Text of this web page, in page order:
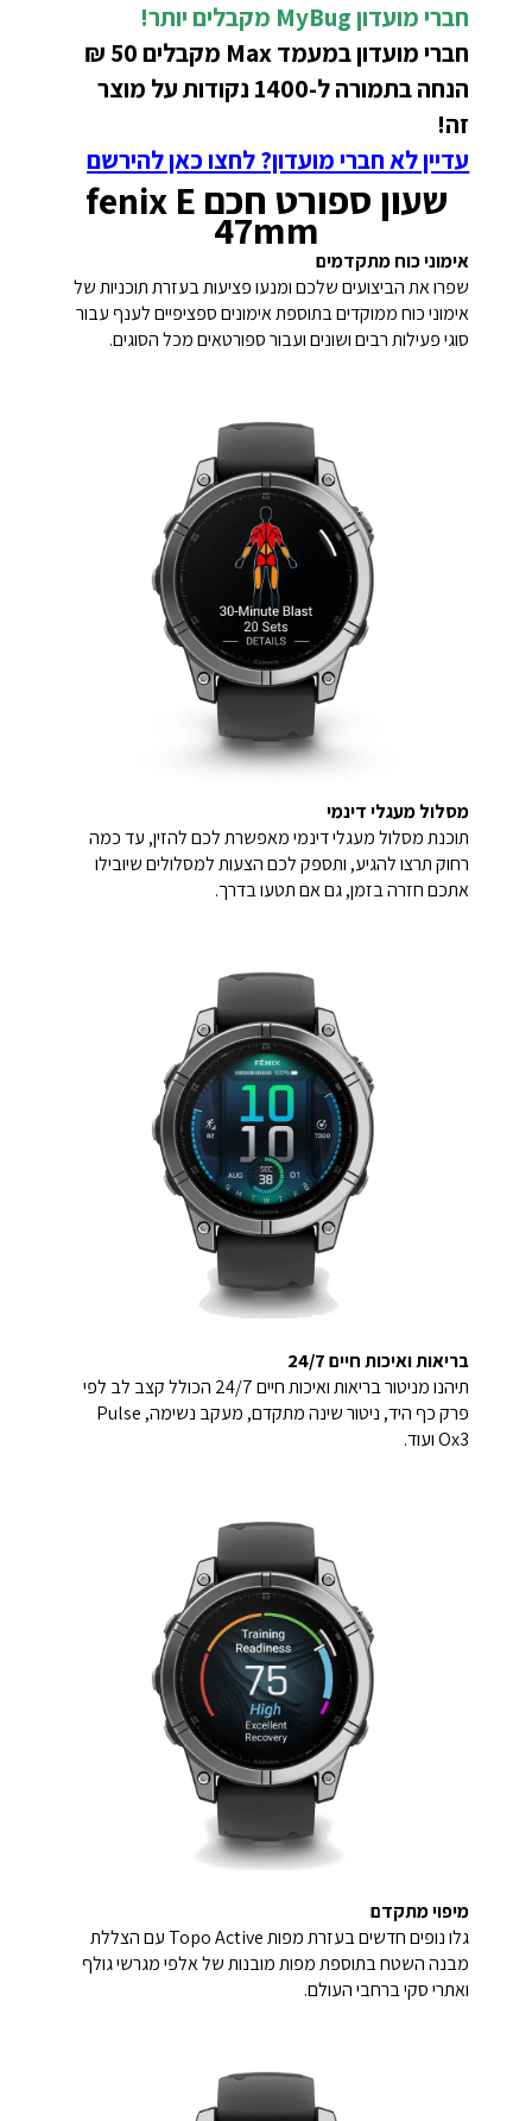
חברי מועדון MyBug
מקבלים יותר!
חברי מועדון במעמד Max מקבלים 50 ₪
הנחה בתמורה ל-1400 נקודות על מוצר
זה!
עדיין לא חברי מועדון? לחצו כאן להירשם
שעון ספורט חכם fenix E
47mm
אימוני כוח מתקדמים
שפרו את הביצועים שלכם ומנעו פציעות בעזרת תוכניות של
אימוני כוח ממוקדים בתוספת אימונים ספציפיים לענף עבור
סוגי פעילות רבים ושונים ועבור ספורטאים מכל הסוגים.
מסלול מעגלי דינמי
תוכנת מסלול מעגלי דינמי מאפשרת לכם להזין, עד כמה
רחוק תרצו להגיע, ותספק לכם הצעות למסלולים שיובילו
אתכם חזרה בזמן, גם אם תטעו בדרך.
בריאות ואיכות חיים 24/7
תיהנו מניטור בריאות ואיכות חיים 24/7 הכולל קצב לב לפי
פרק כף היד, ניטור שינה מתקדם, מעקב נשימה, Pulse
Ox3 ועוד.
מיפוי מתקדם
גלו נופים חדשים בעזרת מפות Topo Active עם הצללת
מבנה השטח בתוספת מפות מובנות של אלפי מגרשי גולף
ואתרי סקי ברחבי העולם.